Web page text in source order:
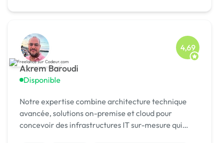
Akrem Baroudi
Disponible
4,69
Notre expertise combine architecture technique
avancée, solutions on-premise et cloud pour
concevoir des infrastructures IT sur-mesure qui